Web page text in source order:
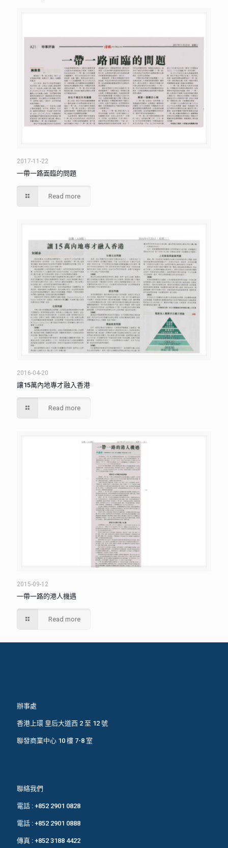
2017-11-22
一帶一路面臨的問題
Read more
2016-04-20
讓15萬內地專才融入香港
Read more
2015-09-12
一帶一路的港人機遇
Read more
辦事處
香港上環 皇后大道西 2 至 12 號
聯發商業中心 10 樓 7-8 室
聯絡我們
電話 : +852 2901 0828
電話 : +852 2901 0888
傳真 : +852 3188 4422